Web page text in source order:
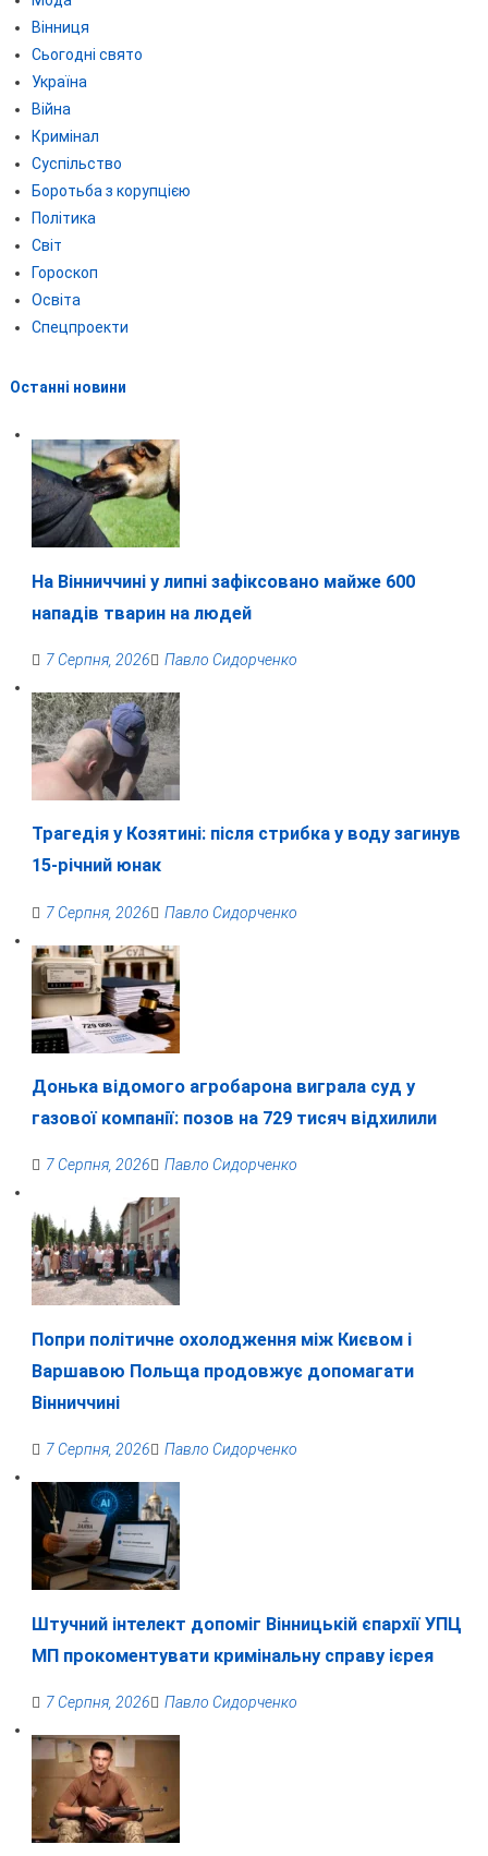
Вінниця
Сьогодні свято
Україна
Війна
Кримінал
Суспільство
Боротьба з корупцією
Політика
Світ
Гороскоп
Освіта
Спецпроекти
Останні новини
На Вінниччині у липні зафіксовано майже 600
нападів тварин на людей
7 Серпня, 2026 Павло Сидорченко
Трагедія у Козятині: після стрибка у воду загинув
15-річний юнак
7 Серпня, 2026 Павло Сидорченко
Донька відомого агробарона виграла суд у
газової компанії: позов на 729 тисяч відхилили
7 Серпня, 2026 Павло Сидорченко
Попри політичне охолодження між Києвом і
Варшавою Польща продовжує допомагати
Вінниччині
7 Серпня, 2026 Павло Сидорченко
Штучний інтелект допоміг Вінницькій єпархії УПЦ
МП прокоментувати кримінальну справу ієрея
7 Серпня, 2026 Павло Сидорченко